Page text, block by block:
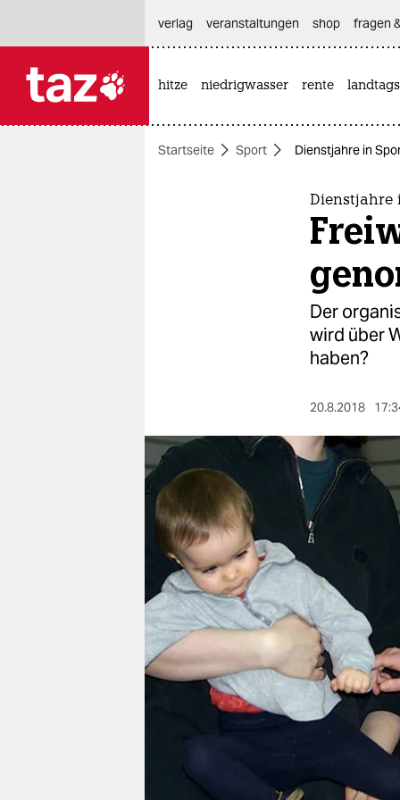
themen
nord
wahrheit
verlag
verlag
veranstaltungen
shop
fragen & hilfe
unterstützen
verlag
veranstaltungen shop fragen
hitze niedrigwasser rente
Startseite Sport Dienstjahre in
Dienstjahre
Der
wird über
haben?
20.8.2018